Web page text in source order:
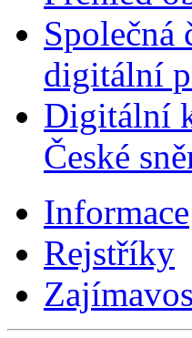
Společná
digitální
Digitální
České
Informace
Rejstříky